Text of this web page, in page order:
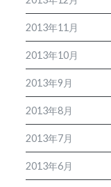
2013年11月
2013年10月
2013年9月
2013年8月
2013年7月
2013年6月